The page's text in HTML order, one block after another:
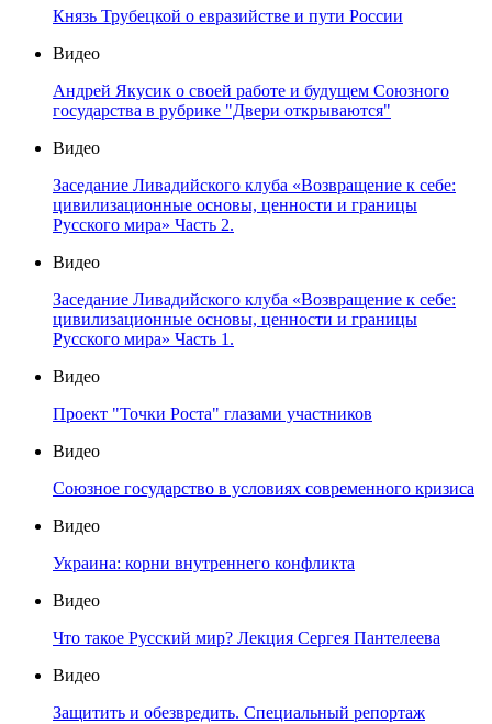
Князь Трубецкой о евразийстве и пути России
Видео
Андрей Якусик о своей работе и будущем Союзного
государства в рубрике "Двери открываются"
Видео
Заседание Ливадийского клуба «Возвращение к себе:
цивилизационные основы, ценности и границы
Русского мира» Часть 2.
Видео
Заседание Ливадийского клуба «Возвращение к себе:
цивилизационные основы, ценности и границы
Русского мира» Часть 1.
Видео
Проект "Точки Роста" глазами участников
Видео
Союзное государство в условиях современного кризиса
Видео
Украина: корни внутреннего конфликта
Видео
Что такое Русский мир? Лекция Сергея Пантелеева
Видео
Защитить и обезвредить. Специальный репортаж